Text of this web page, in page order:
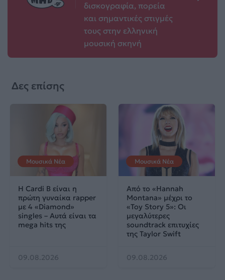
δισκογραφία, πορεία
και σημαντικές στιγμές
τους στην ελληνική
μουσική σκηνή
Δες επίσης
Μουσικά Νέα
Η Cardi B είναι η
πρώτη γυναίκα rapper
με 4 «Diamond»
singles – Αυτά είναι τα
mega hits της
09.08.2026
Μουσικά Νέα
Από το «Hannah
Montana» μέχρι το
«Toy Story 5»: Οι
μεγαλύτερες
soundtrack επιτυχίες
της Taylor Swift
09.08.2026